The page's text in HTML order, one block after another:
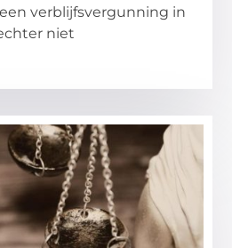
verblijfsvergunning in
niet